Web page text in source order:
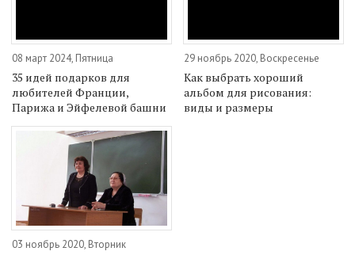
08 март 2024, Пятница
35 идей подарков для
любителей Франции,
Парижа и Эйфелевой башни
29 ноябрь 2020, Воскресенье
Как выбрать хороший
альбом для рисования:
виды и размеры
03 ноябрь 2020, Вторник